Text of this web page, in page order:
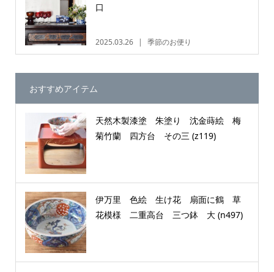
口
2025.03.26 季節のお便り
おすすめアイテム
天然木製漆塗 朱塗り 沈金蒔絵 梅
菊竹蘭 四方台 その三 (z119)
伊万里 色絵 生け花 扇面に鶴 草
花模様 二重高台 三つ鉢 大 (n497)